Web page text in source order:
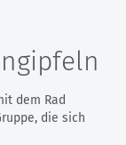
dem Rad
die sich